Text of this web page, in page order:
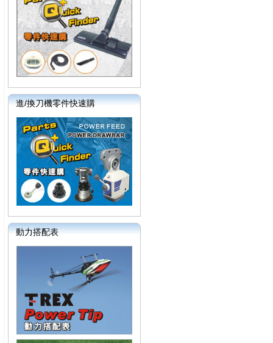
進/換刀機零件快速購
動力搭配表